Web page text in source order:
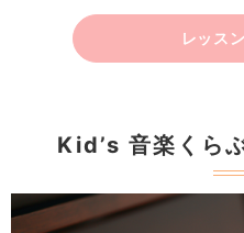
レッス
Kid’s 音楽くら